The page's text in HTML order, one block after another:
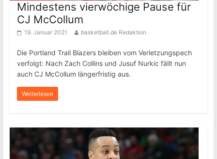
Mindestens vierwöchige Pause für
CJ McCollum
19. Januar 2021 basketball.de Redaktion
Die Portland Trail Blazers bleiben vom Verletzungspech
verfolgt: Nach Zach Collins und Jusuf Nurkic fällt nun
auch CJ McCollum längerfristig aus.
Weiterlesen